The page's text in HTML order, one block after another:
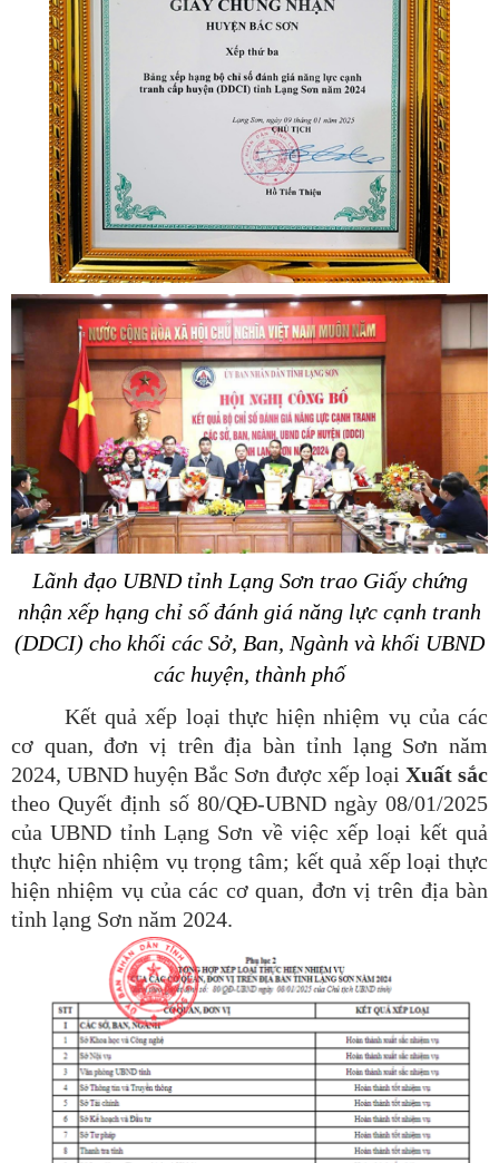
Lãnh đạo UBND tỉnh Lạng Sơn trao Giấy chứng
nhận xếp hạng chỉ số đánh giá năng lực cạnh tranh
(DDCI) cho khối các Sở, Ban, Ngành và khối UBND
các huyện, thành phố
Kết quả xếp loại thực hiện nhiệm vụ của các
cơ quan, đơn vị trên địa bàn tỉnh lạng Sơn năm
2024, UBND huyện Bắc Sơn được xếp loại Xuất sắc
theo Quyết định số 80/QĐ-UBND ngày 08/01/2025
của UBND tỉnh Lạng Sơn về việc xếp loại kết quả
thực hiện nhiệm vụ trọng tâm; kết quả xếp loại thực
hiện nhiệm vụ của các cơ quan, đơn vị trên địa bàn
tỉnh lạng Sơn năm 2024.